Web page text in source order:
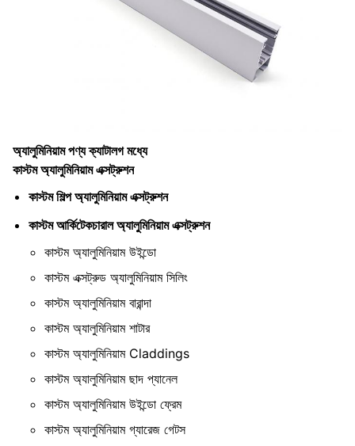
অ্যালুমিনিয়াম পণ্য ক্যাটালগ মধ্যে
কাস্টম অ্যালুমিনিয়াম এক্সট্রুশন
কাস্টম শিল্প অ্যালুমিনিয়াম এক্সট্রুশন
কাস্টম আর্কিটেকচারাল অ্যালুমিনিয়াম এক্সট্রুশন
কাস্টম অ্যালুমিনিয়াম উইন্ডো
কাস্টম এক্সট্রুড অ্যালুমিনিয়াম সিলিং
কাস্টম অ্যালুমিনিয়াম বারান্দা
কাস্টম অ্যালুমিনিয়াম শাটার
কাস্টম অ্যালুমিনিয়াম Claddings
কাস্টম অ্যালুমিনিয়াম ছাদ প্যানেল
কাস্টম অ্যালুমিনিয়াম উইন্ডো ফ্রেম
কাস্টম অ্যালুমিনিয়াম গ্যারেজ গেটস